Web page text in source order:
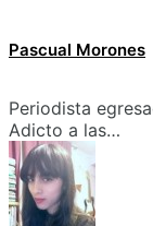
Pascual Morones
Periodista
Adicto a las…